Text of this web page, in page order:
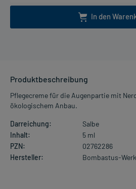
In den
Produktbeschreibung
Pflegecreme für die Augenpartie mit
ökologischem Anbau.
Darreichung:
Salbe
Inhalt:
5 ml
PZN:
02762286
Hersteller:
Bombastus-